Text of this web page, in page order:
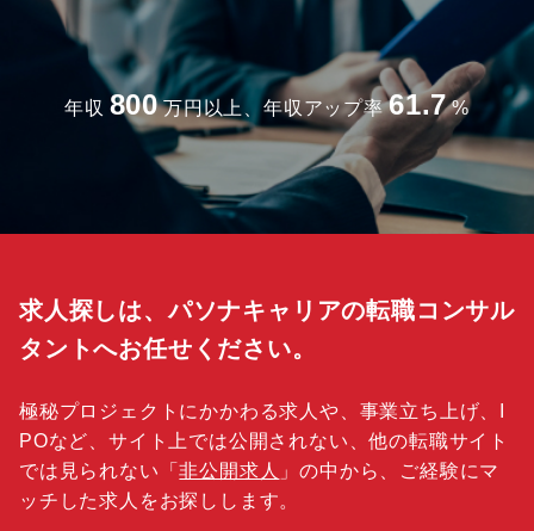
年収 800 万円以上、年収アップ率 61.7 %
求人探しは、パソナキャリアの転職コンサル
タントへお任せください。
極秘プロジェクトにかかわる求人や、事業立ち上げ、I
POなど、サイト上では公開されない、他の転職サイト
では見られない「非公開求人 」の中から、ご経験にマ
ッチした求人をお探しします。